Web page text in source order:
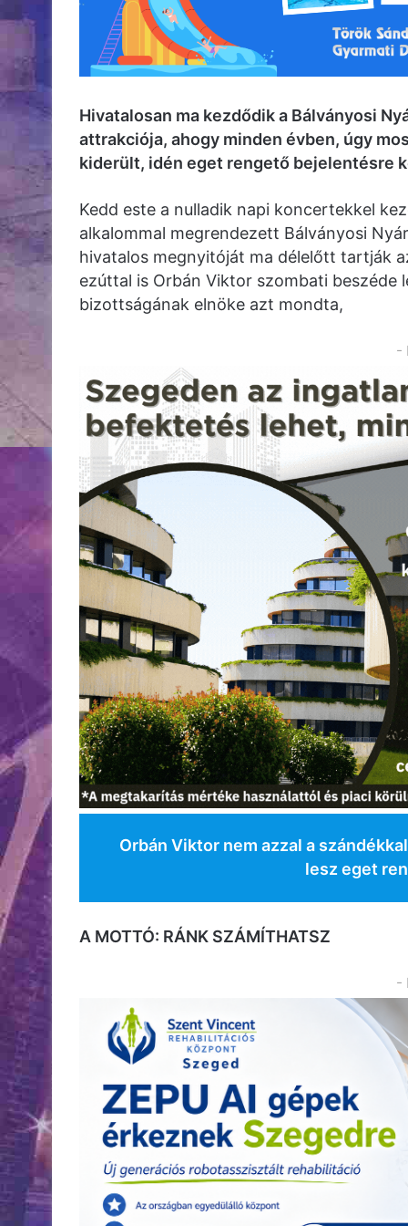
Hivatalosan ma kezdődik a Bálványosi
attrakciója, ahogy minden évben, úgy
kiderült, idén eget rengető bejelentésre
Kedd este a nulladik napi koncertekkel
alkalommal megrendezett Bálványosi
hivatalos megnyitóját ma délelőtt tartják
ezúttal is Orbán Viktor szombati beszéde
bizottságának elnöke azt mondta,
-
Orbán Viktor nem azzal a
lesz eget
A MOTTÓ: RÁNK SZÁMÍTHATSZ
-